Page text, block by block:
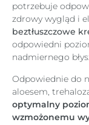
potrzebuje
zdrowy wygląd i
beztłuszczowe
odpowiedni
nadmiernego
Odpowiednie do
aloesem,
optymalny
wzmożonemu